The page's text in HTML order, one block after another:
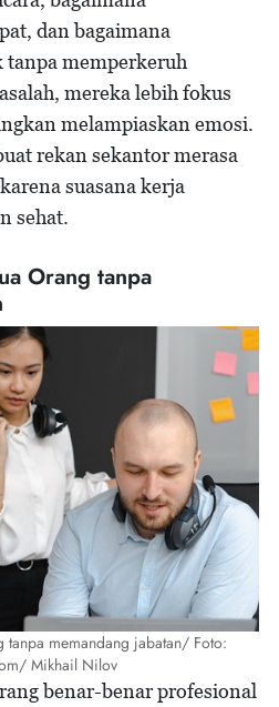
dan bagaimana
memperkeruh
mereka lebih fokus
melampiaskan emosi.
rekan sekantor merasa
suasana kerja
sehat.
Orang tanpa
tanpa memandang jabatan/ Foto:
Mikhail Nilov
benar-benar profesional